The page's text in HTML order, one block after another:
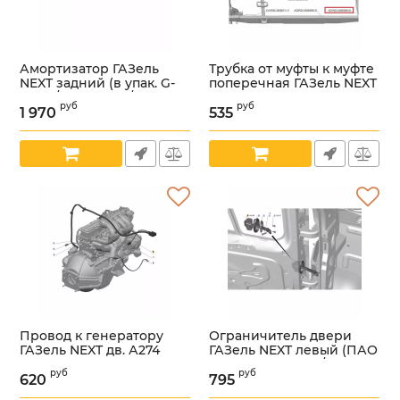
Амортизатор ГАЗель
NEXT задний (в упак. G-
Part) /GP.11281012/
Артикул: УТ000006108
1 970 руб
Трубка от муфты к муфте
поперечная ГАЗель NEXT
(ООО "НПО
"Автопромагрегат" ГАЗ
3506068-01/
УТ000005998
535 руб
Провод к генератору
ГАЗель NEXT дв. А274
Evotech (ООО
"Арзамасское ПО
620 руб
Ограничитель двери
ГАЗель NEXT левый (ПАО
"ГАЗ" Оригинал) /
А21R23.6106083-01/
Артикул: УТ000006022
795 руб